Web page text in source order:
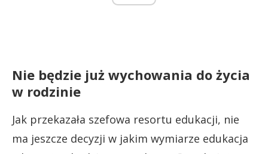
Nie będzie już wychowania do życia
w rodzinie
Jak przekazała szefowa resortu edukacji, nie
ma jeszcze decyzji w jakim wymiarze edukacja